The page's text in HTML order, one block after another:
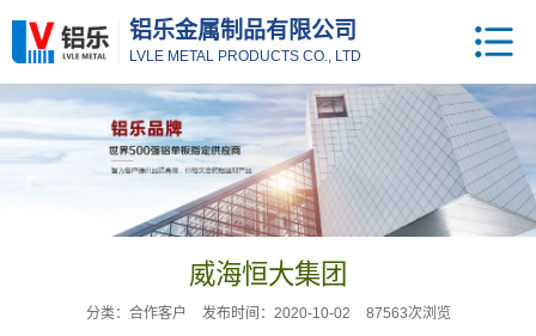
铝乐金属制品有限公司
LVLE METAL PRODUCTS CO., LTD
威海恒大集团
分类：合作客户 发布时间：2020-10-02 87563次浏览